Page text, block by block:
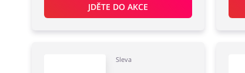
JDĚTE DO AKCE
Sleva